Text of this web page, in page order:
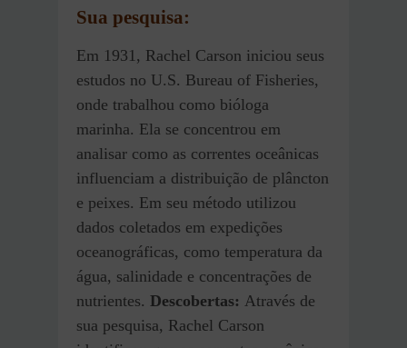
Sua pesquisa:
Em 1931, Rachel Carson iniciou seus
estudos no U.S. Bureau of Fisheries,
onde trabalhou como bióloga
marinha. Ela se concentrou em
analisar como as correntes oceânicas
influenciam a distribuição de plâncton
e peixes. Em seu método utilizou
dados coletados em expedições
oceanográficas, como temperatura da
água, salinidade e concentrações de
nutrientes. Descobertas: Através de
sua pesquisa, Rachel Carson